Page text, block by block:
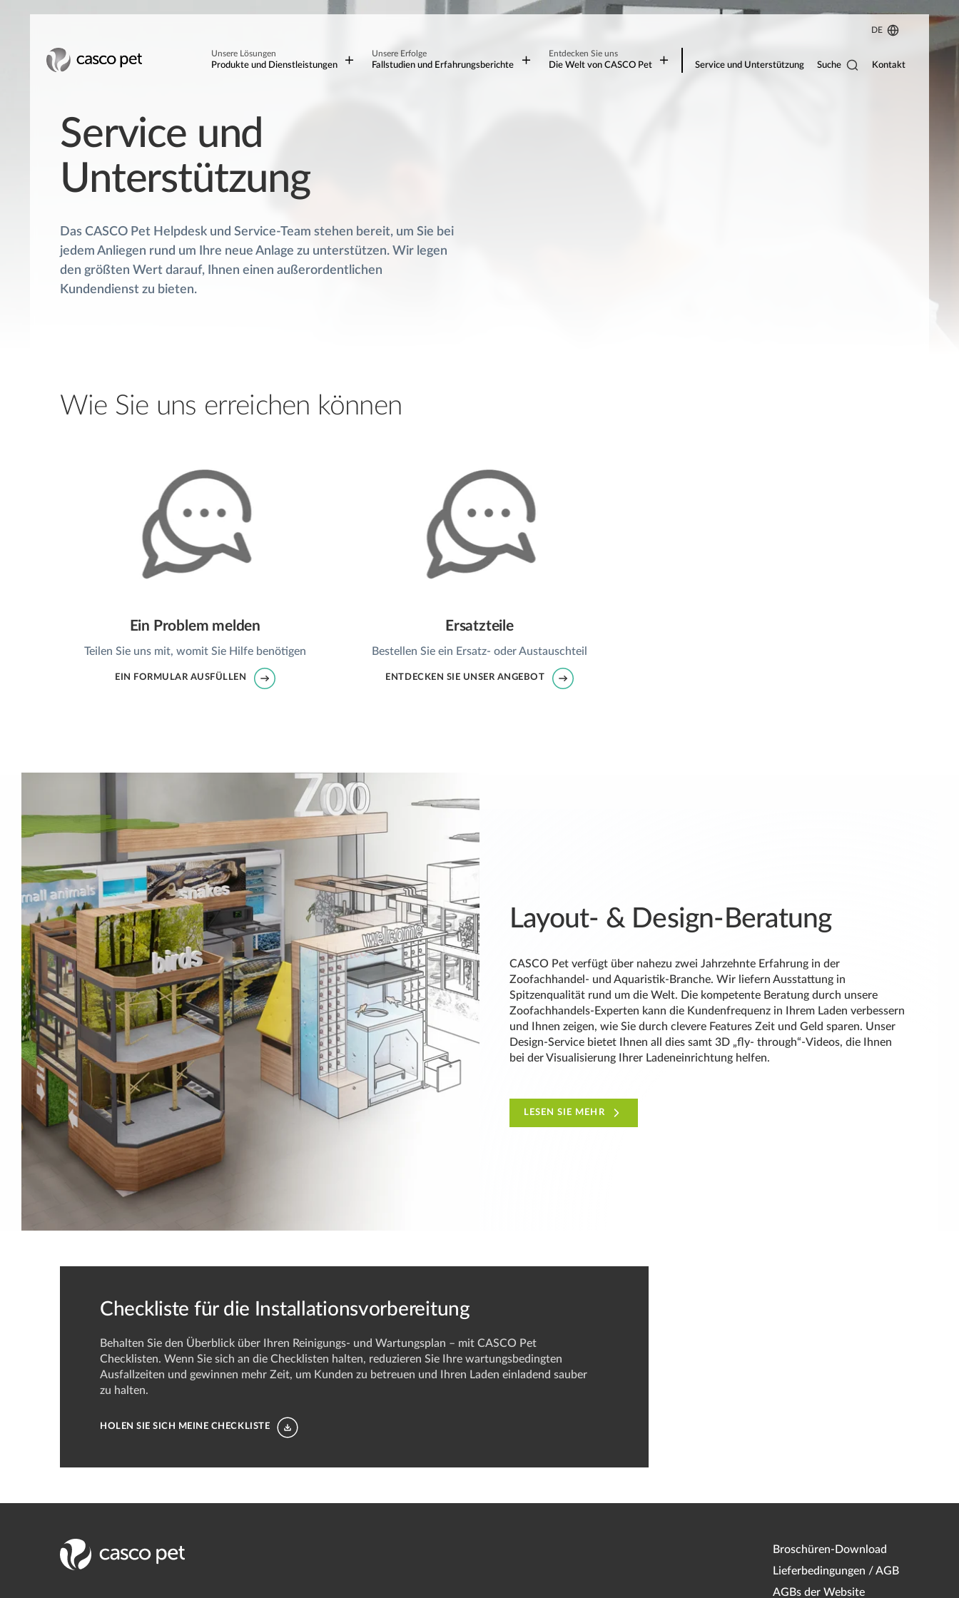
DE
Unsere Lösungen
Produkte und Dienstleistungen
Unsere Erfolge
Fallstudien und Erfahrungsberichte
Entdecken Sie uns
Die Welt von CASCO Pet Service und Unterstützung Suche Kontakt
Service und
Unterstützung
Das CASCO Pet Helpdesk und Service-Team stehen bereit, um Sie bei
jedem Anliegen rund um Ihre neue Anlage zu unterstützen. Wir legen
den größten Wert darauf, Ihnen einen außerordentlichen
Kundendienst zu bieten.
Wie Sie uns erreichen können
Ein Problem melden
Teilen Sie uns mit, womit Sie Hilfe benötigen
EIN FORMULAR AUSFÜLLEN
Ersatzteile
Bestellen Sie ein Ersatz- oder Austauschteil
ENTDECKEN SIE UNSER ANGEBOT
Layout- & Design-Beratung
CASCO Pet verfügt über nahezu zwei Jahrzehnte Erfahrung in der
Zoofachhandel- und Aquaristik-Branche. Wir liefern Ausstattung in
Spitzenqualität rund um die Welt. Die kompetente Beratung durch unsere
Zoofachhandels-Experten kann die Kundenfrequenz in Ihrem Laden verbessern
und Ihnen zeigen, wie Sie durch clevere Features Zeit und Geld sparen. Unser
Design-Service bietet Ihnen all dies samt 3D „fly- through“-Videos, die Ihnen
bei der Visualisierung Ihrer Ladeneinrichtung helfen.
LESEN SIE MEHR
Checkliste für die Installationsvorbereitung
Behalten Sie den Überblick über Ihren Reinigungs- und Wartungsplan – mit CASCO Pet
Checklisten. Wenn Sie sich an die Checklisten halten, reduzieren Sie Ihre wartungsbedingten
Ausfallzeiten und gewinnen mehr Zeit, um Kunden zu betreuen und Ihren Laden einladend sauber
zu halten.
HOLEN SIE SICH MEINE CHECKLISTE
Broschüren-Download
Lieferbedingungen / AGB
AGBs der Website